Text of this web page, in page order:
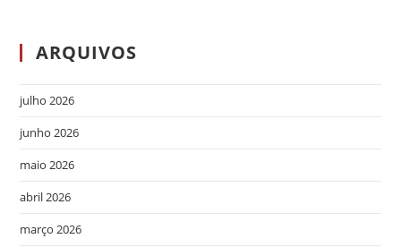
ARQUIVOS
julho 2026
junho 2026
maio 2026
abril 2026
março 2026